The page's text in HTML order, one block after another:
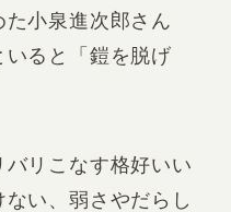
小泉進次郎さん
ると「鎧を脱げ
リこなす格好いい
い、弱さやだらし